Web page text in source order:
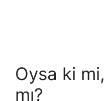
Oysa ki mi,
mı?